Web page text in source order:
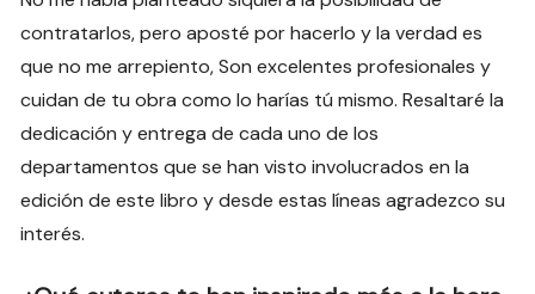
contratarlos, pero aposté por hacerlo y la verdad es
que no me arrepiento, Son excelentes profesionales y
cuidan de tu obra como lo harías tú mismo. Resaltaré la
dedicación y entrega de cada uno de los
departamentos que se han visto involucrados en la
edición de este libro y desde estas líneas agradezco su
interés.